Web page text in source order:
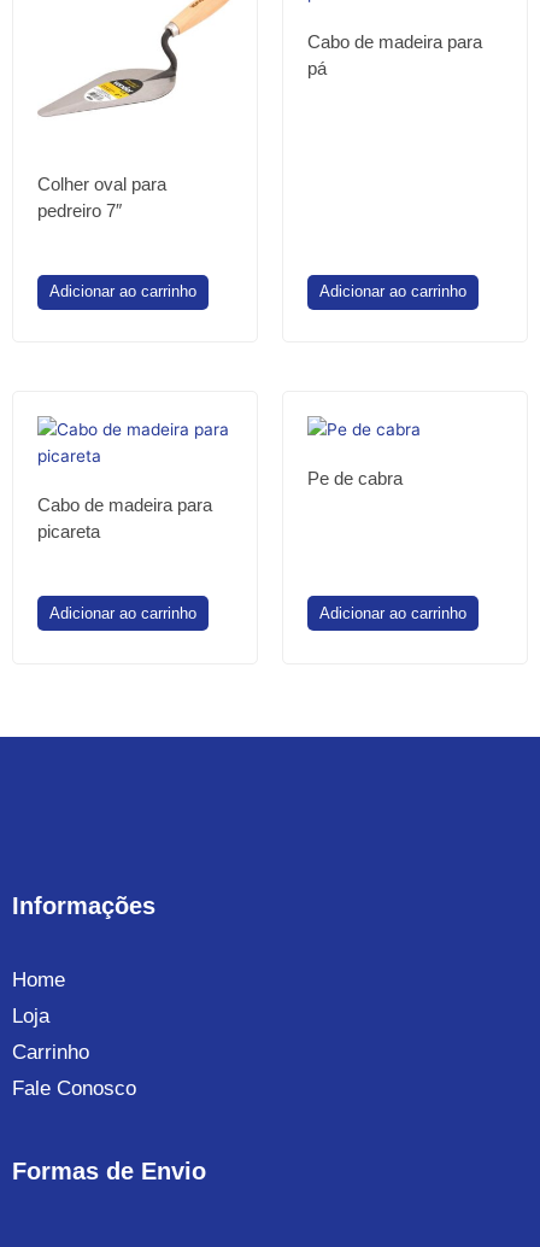
Colher oval para
pedreiro 7″
Adicionar ao carrinho
Cabo de madeira para
pá
Adicionar ao carrinho
Cabo de madeira para
picareta
Adicionar ao carrinho
Pe de cabra
Adicionar ao carrinho
Informações
Home
Loja
Carrinho
Fale Conosco
Formas de Envio